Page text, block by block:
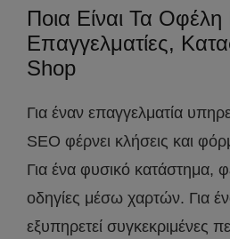
Ποια Είναι Τα Οφέλη
Επαγγελματίες,
Shop
Για έναν επαγγελματία
SEO φέρνει κλήσεις και
Για ένα φυσικό κατάστημα,
οδηγίες μέσω χαρτών. Για
εξυπηρετεί συγκεκριμένες